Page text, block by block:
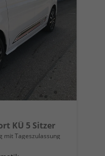
KÜ 5 Sitzer
mit Tageszulassung